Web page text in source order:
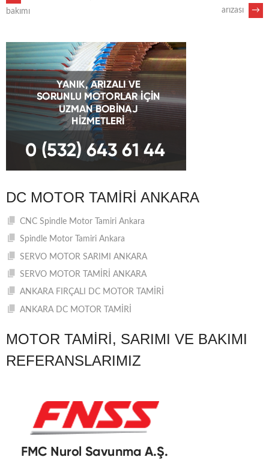
NAVIGATION
bakımı
arızası
→
DC MOTOR TAMIRI ANKARA
CNC Spindle Motor Tamiri Ankara
Spindle Motor Tamiri Ankara
SERVO MOTOR SARIMI ANKARA
SERVO MOTOR TAMİRİ ANKARA
ANKARA FIRÇALI DC MOTOR TAMİRİ
ANKARA DC MOTOR TAMİRİ
MOTOR TAMIRI, SARIMI VE BAKIMI
REFERANSLARIMIZ